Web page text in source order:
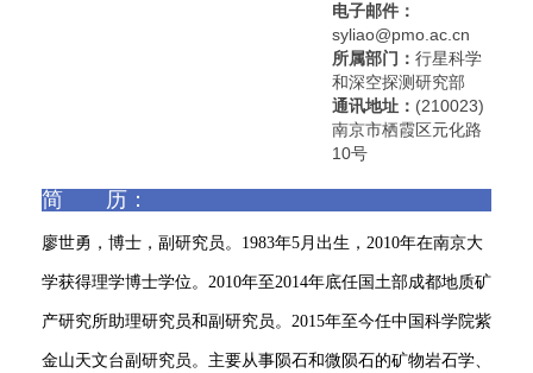
电子邮件：
syliao@pmo.ac.cn
所属部门： 行星科学
和深空探测研究部
通讯地址： (210023)
南京市栖霞区元化路
10号
简 历：
廖世勇，博士，副研究员。1983年5月出生，2010年在南京大
学获得理学博士学位。2010年至2014年底任国土部成都地质矿
产研究所助理研究员和副研究员。2015年至今任中国科学院紫
金山天文台副研究员。主要从事陨石和微陨石的矿物岩石学、